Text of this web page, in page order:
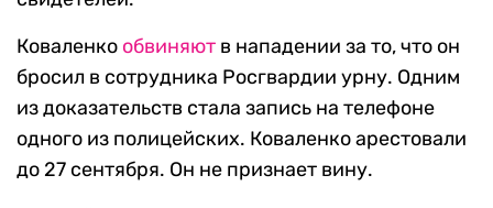
Коваленко обвиняют в нападении за то, что он
бросил в сотрудника Росгвардии урну. Одним
из доказательств стала запись на телефоне
одного из полицейских. Коваленко арестовали
до 27 сентября. Он не признает вину.